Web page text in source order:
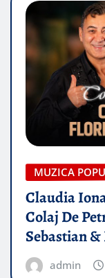
MUZICA
Claudia
Colaj De
Sebastian
admin